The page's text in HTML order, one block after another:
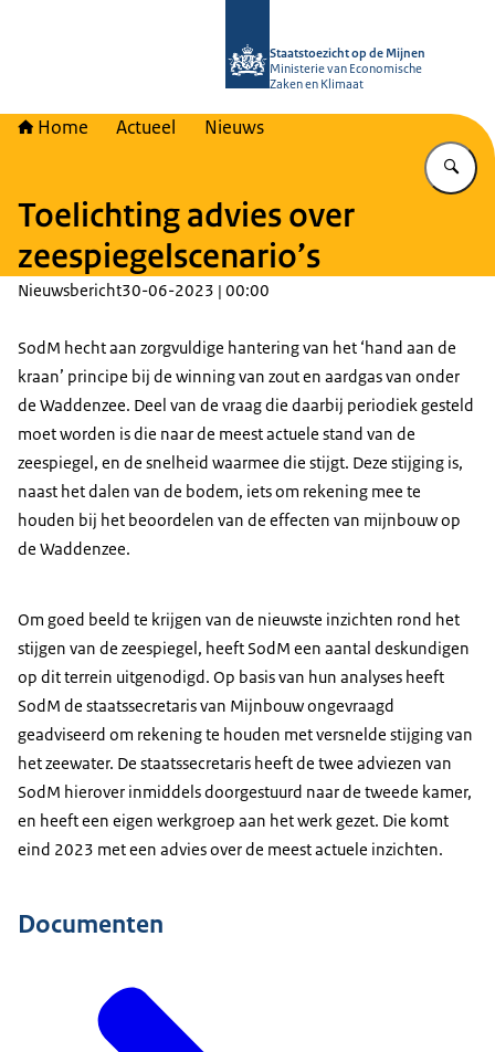
Staatstoezicht op de Mijnen
Ministerie van Economische
Zaken en Klimaat
Home Actueel Nieuws
Toelichting advies over
zeespiegelscenario’s
Nieuwsbericht30-06-2023 | 00:00
SodM hecht aan zorgvuldige hantering van het ‘hand aan de
kraan’ principe bij de winning van zout en aardgas van onder
de Waddenzee. Deel van de vraag die daarbij periodiek gesteld
moet worden is die naar de meest actuele stand van de
zeespiegel, en de snelheid waarmee die stijgt. Deze stijging is,
naast het dalen van de bodem, iets om rekening mee te
houden bij het beoordelen van de effecten van mijnbouw op
de Waddenzee.
Om goed beeld te krijgen van de nieuwste inzichten rond het
stijgen van de zeespiegel, heeft SodM een aantal deskundigen
op dit terrein uitgenodigd. Op basis van hun analyses heeft
SodM de staatssecretaris van Mijnbouw ongevraagd
geadviseerd om rekening te houden met versnelde stijging van
het zeewater. De staatssecretaris heeft de twee adviezen van
SodM hierover inmiddels doorgestuurd naar de tweede kamer,
en heeft een eigen werkgroep aan het werk gezet. Die komt
eind 2023 met een advies over de meest actuele inzichten.
Documenten